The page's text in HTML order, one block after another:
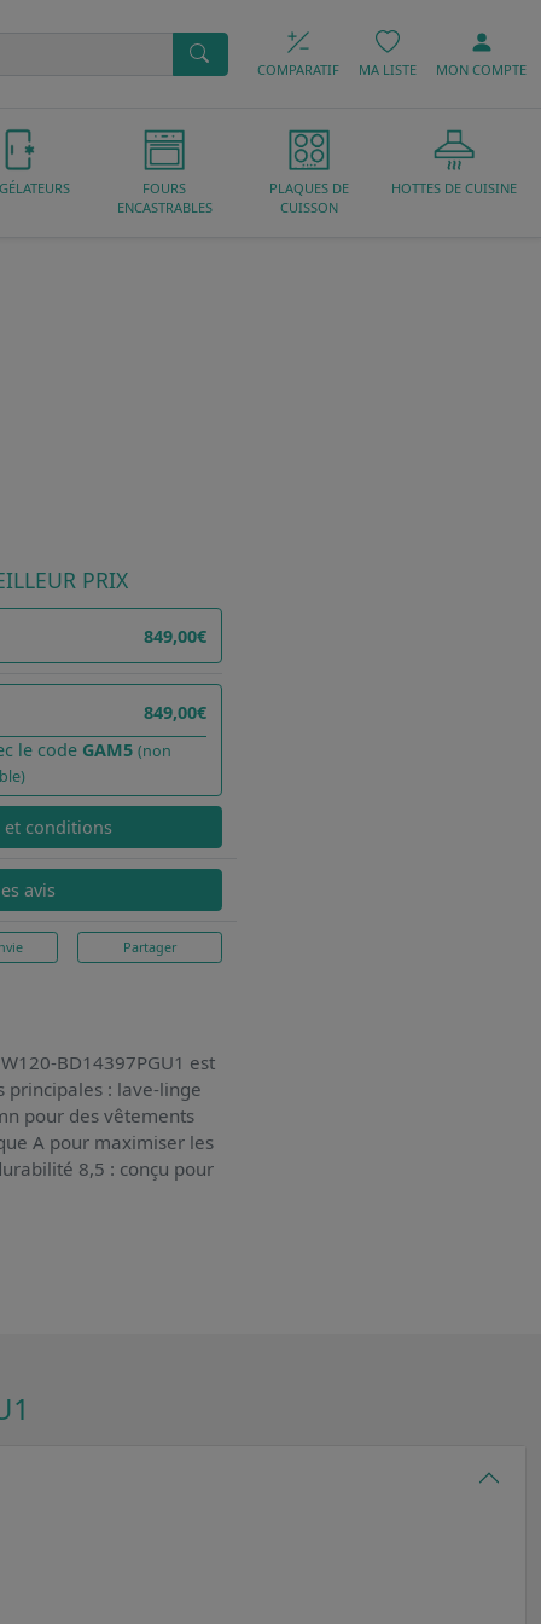
COMPARATIF MA LISTE MON COMPTE
FOURS
ENCASTRABLES
PLAQUES DE
CUISSON
HOTTES DE CUISINE
PRIX
849,00€
849,00€
le code GAM5 (non
conditions
avis
Partager
BD14397PGU1 est
principales : lave-linge
pour des vêtements
A pour maximiser les
8,5 : conçu pour